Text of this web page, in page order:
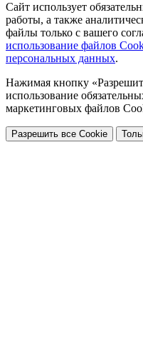
Сайт использует
работы, а также
файлы только с вашего
использование файлов
персональных данных.
Нажимая кнопку
использование
маркетинговых файлов
Разрешить все Cookie